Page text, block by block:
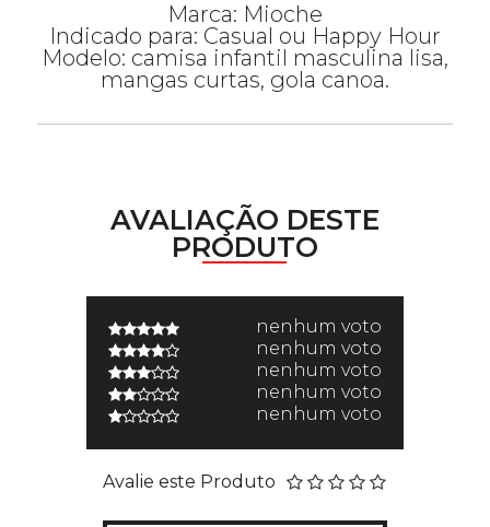
Marca: Mioche
Indicado para: Casual ou Happy Hour
Modelo: camisa infantil masculina lisa,
mangas curtas, gola canoa.
AVALIAÇÃO DESTE
PRODUTO
nenhum voto
nenhum voto
nenhum voto
nenhum voto
nenhum voto
Avalie este Produto